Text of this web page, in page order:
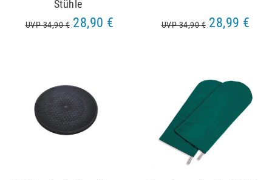
Stühle
UVP 34,90 € 28,90 € UVP 34,90 € 28,99 €